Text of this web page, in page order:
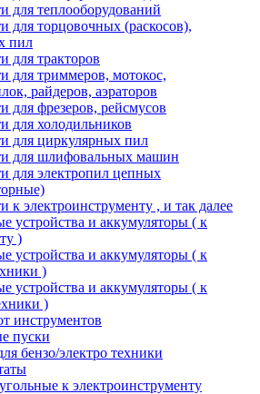
для теплооборудований
для торцовочных (раскосов),
пил
для тракторов
для триммеров, мотокос,
райдеров, аэраторов
для фрезеров, рейсмусов
для холодильников
для циркулярных пил
для шлифовальных машин
для электропил цепных
к электроинструменту , и так далее
устройства и аккумуляторы ( к
)
устройства и аккумуляторы ( к
)
устройства и аккумуляторы ( к
)
инструментов
пуски
бензо/электро техники
к электроинструменту